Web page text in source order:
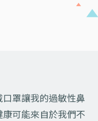
罩讓我的過敏性鼻
可能來自於我們不